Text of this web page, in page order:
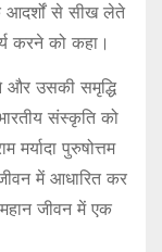
आदर्शों से सीख लेते
करने को कहा।
और उसकी समृद्धि
संस्कृति को
पुरुषोत्तम
में आधारित कर
जीवन में एक